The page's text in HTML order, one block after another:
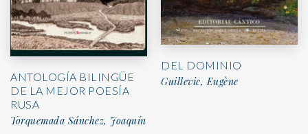
ANTOLOGÍA BILINGÜE
DE LA MEJOR POESÍA
RUSA
Torquemada Sánchez, Joaquín
DEL DOMINIO
Guillevic, Eugène